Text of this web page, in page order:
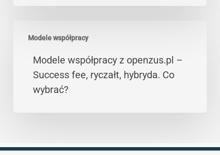
doradca
Modele współpracy
współpracy
openzus.pl
Modele współpracy z openzus.pl –
Success fee, ryczałt, hybryda. Co
wybrać?